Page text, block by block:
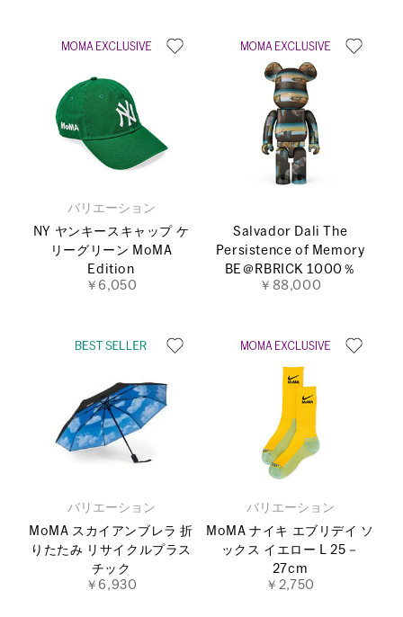
バリエーション
NY ヤンキースキャップ ケ
リーグリーン MoMA
Edition
￥6,050
Salvador Dali The
Persistence of Memory
BE＠RBRICK 1000％
￥88,000
バリエーション
MoMA スカイアンブレラ 折
りたたみ リサイクルプラス
チック
￥6,930
バリエーション
MoMA ナイキ エブリデイ ソ
ックス イエロー L 25－
27cm
￥2,750